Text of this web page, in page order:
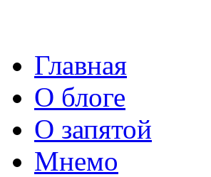
Главная
О блоге
О запятой
Мнемо